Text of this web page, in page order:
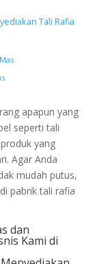
Tali Rafia
apapun yang
seperti tali
yang
Agar Anda
mudah putus,
pabrik tali rafia